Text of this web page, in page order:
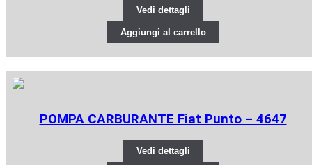
Vedi dettagli
Aggiungi al carrello
POMPA CARBURANTE Fiat Punto – 4647
Vedi dettagli